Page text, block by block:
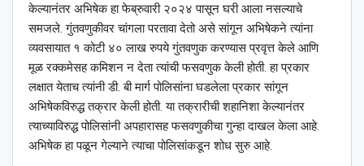
केल्यानंतर अभिषेक हा फेब्रुवारी २०२४ पासून घरी आला नसल्याचे
समजले. गुंतवणुकीवर चांगला परतावा देतो असे सांगून अभिषेकने त्यांना
व्यवसायात १ कोटी ४० लाख रुपये गुंतवणुक करण्यास प्रवृत्त केले आणि
मूळ रक्कमेसह कमिशन न देता त्यांची फसवणुक केली होती. हा प्रकार
लक्षात येताच त्यांनी डी. बी मार्ग पोलिसांना घडलेला प्रकार सांगून
अभिषेकविरुद्ध तक्रार केली होती. या तक्रारीची शहानिशा केल्यानंतर
त्याच्याविरुद्ध पोलिसांनी अपहारासह फसवणुकीचा गुन्हा दाखल केला आहे.
अभिषेक हा पळून गेल्याने त्याचा पोलिसांकडून शोध सुरु आहे.